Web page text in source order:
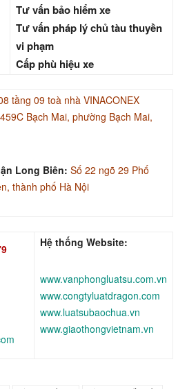
Tư vấn bảo hiểm xe
Tư vấn pháp lý chủ tàu thuyền
vi phạm
Cấp phù hiệu xe
tầng 09 toà nhà VINACONEX
Bạch Mai, phường Bạch Mai,
Long Biên: Số 22 ngõ 29 Phố
thành phố Hà Nội
Hệ thống Website:
www.vanphongluatsu.com.vn
www.congtyluatdragon.com
www.luatsubaochua.vn
www.giaothongvietnam.vn